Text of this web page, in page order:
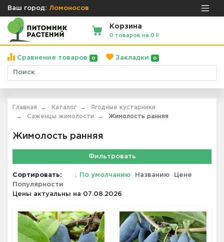
Ваш город: Ломоносов
Корзина
0 товаров на 0 ₽
Сравнение товаров 0 Закладки 0
Главная Каталог
Ягодные кустарники
Саженцы жимолости
Жимолость ранняя
Жимолость ранняя
Фильтровать
Сортировать: ↓ По умолчанию Названию
Цене
Популярности
Цены актуальны на 07.08.2026